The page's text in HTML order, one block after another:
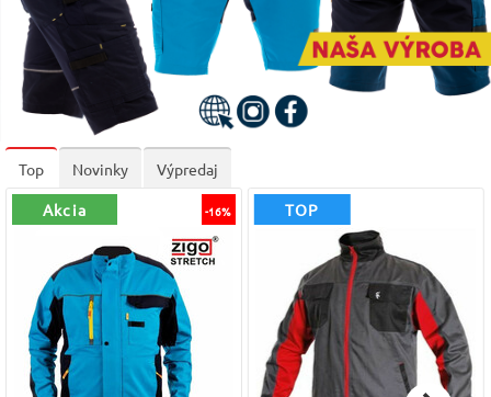
Top Novinky Výpredaj
-16%
Akcia TOP